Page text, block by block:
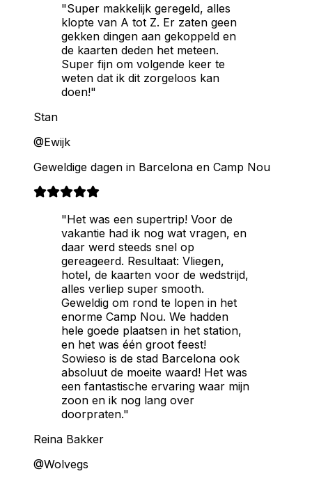
"Super makkelijk geregeld, alles
klopte van A tot Z. Er zaten geen
gekken dingen aan gekoppeld en
de kaarten deden het meteen.
Super fijn om volgende keer te
weten dat ik dit zorgeloos kan
doen!"
Stan
@Ewijk
Geweldige dagen in Barcelona en Camp Nou
"Het was een supertrip! Voor de
vakantie had ik nog wat vragen, en
daar werd steeds snel op
gereageerd. Resultaat: Vliegen,
hotel, de kaarten voor de wedstrijd,
alles verliep super smooth.
Geweldig om rond te lopen in het
enorme Camp Nou. We hadden
hele goede plaatsen in het station,
en het was één groot feest!
Sowieso is de stad Barcelona ook
absoluut de moeite waard! Het was
een fantastische ervaring waar mijn
zoon en ik nog lang over
doorpraten."
Reina Bakker
@Wolvegs